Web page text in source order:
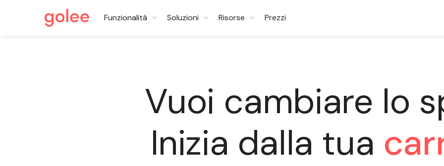
Funzionalità Soluzioni Risorse Prezzi
Vuoi cambiare lo
Inizia dalla tua